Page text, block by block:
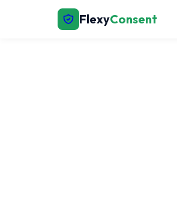
FlexyConsent